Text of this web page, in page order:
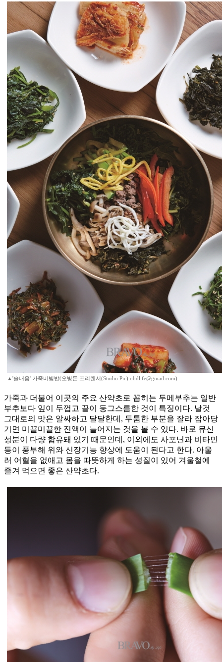
▲'솔내음' 가죽비빔밥(오병돈 프리랜서(Studio Pic) obdlife@gmail.com)
가죽과 더불어 이곳의 주요 산약초로 꼽히는 두메부추는 일반
부추보다 잎이 두껍고 끝이 둥그스름한 것이 특징이다. 날것
그대로의 맛은 알싸하고 달달한데, 두툼한 부분을 잘라 잡아당
기면 미끌미끌한 진액이 늘어지는 것을 볼 수 있다. 바로 뮤신
성분이 다량 함유돼 있기 때문인데, 이외에도 사포닌과 비타민
등이 풍부해 위와 신장기능 향상에 도움이 된다고 한다. 아울
러 어혈을 없애고 몸을 따뜻하게 하는 성질이 있어 겨울철에
즐겨 먹으면 좋은 산약초다.